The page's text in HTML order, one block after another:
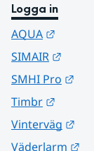
Logga in
AQUA
SIMAIR
SMHI Pro
Timbr
Vinterväg
Väderlarm